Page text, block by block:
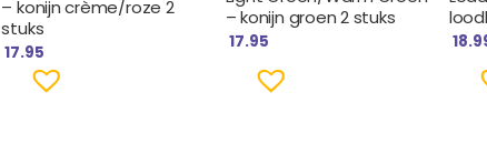
– konijn crème/roze 2
stuks
17.95
– konijn groen 2 stuks
17.95